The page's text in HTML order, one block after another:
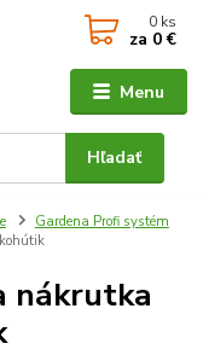
Menu
Hľadať
0 ks
za 0 €
Gardena Profi systém
nákrutka